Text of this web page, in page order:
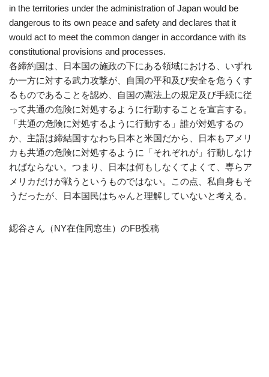
in the territories under the administration of Japan would be
dangerous to its own peace and safety and declares that it
would act to meet the common danger in accordance with its
constitutional provisions and processes.
各締約国は、日本国の施政の下にある領域における、いずれ
か一方に対する武力攻撃が、自国の平和及び安全を危うくす
るものであることを認め、自国の憲法上の規定及び手続に従
って共通の危険に対処するように行動することを宣言する。
「共通の危険に対処するように行動する」誰が対処するの
か、主語は締結国すなわち日本と米国だから、日本もアメリ
カも共通の危険に対処するように「それぞれが」行動しなけ
ればならない。つまり、日本は何もしなくてよくて、専らア
メリカだけが戦うというものではない。この点、私自身もそ
うだったが、日本国民はちゃんと理解していないと考える。
綛谷さん（NY在住同窓生）のFB投稿